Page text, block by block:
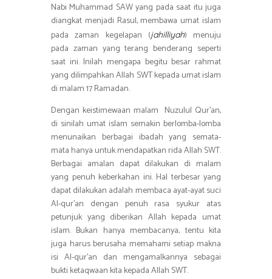
Nabi Muhammad SAW yang pada saat itu juga
diangkat menjadi Rasul, membawa umat islam
pada zaman kegelapan (jahilliyah) menuju
pada zaman yang terang benderang seperti
saat ini. Inilah mengapa begitu besar rahmat
yang dilimpahkan Allah SWT kepada umat islam
di malam 17 Ramadan.
Dengan keistimewaan malam Nuzulul Qur’an,
di sinilah umat islam semakin berlomba-lomba
menunaikan berbagai ibadah yang semata-
mata hanya untuk mendapatkan rida Allah SWT.
Berbagai amalan dapat dilakukan di malam
yang penuh keberkahan ini. Hal terbesar yang
dapat dilakukan adalah membaca ayat-ayat suci
Al-qur’an dengan penuh rasa syukur atas
petunjuk yang diberikan Allah kepada umat
islam. Bukan hanya membacanya, tentu kita
juga harus berusaha memahami setiap makna
isi Al-qur’an dan mengamalkannya sebagai
bukti ketaqwaan kita kepada Allah SWT.